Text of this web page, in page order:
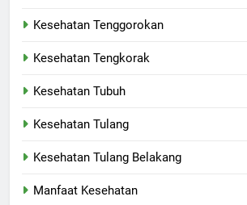
Kesehatan Tenggorokan
Kesehatan Tengkorak
Kesehatan Tubuh
Kesehatan Tulang
Kesehatan Tulang Belakang
Manfaat Kesehatan